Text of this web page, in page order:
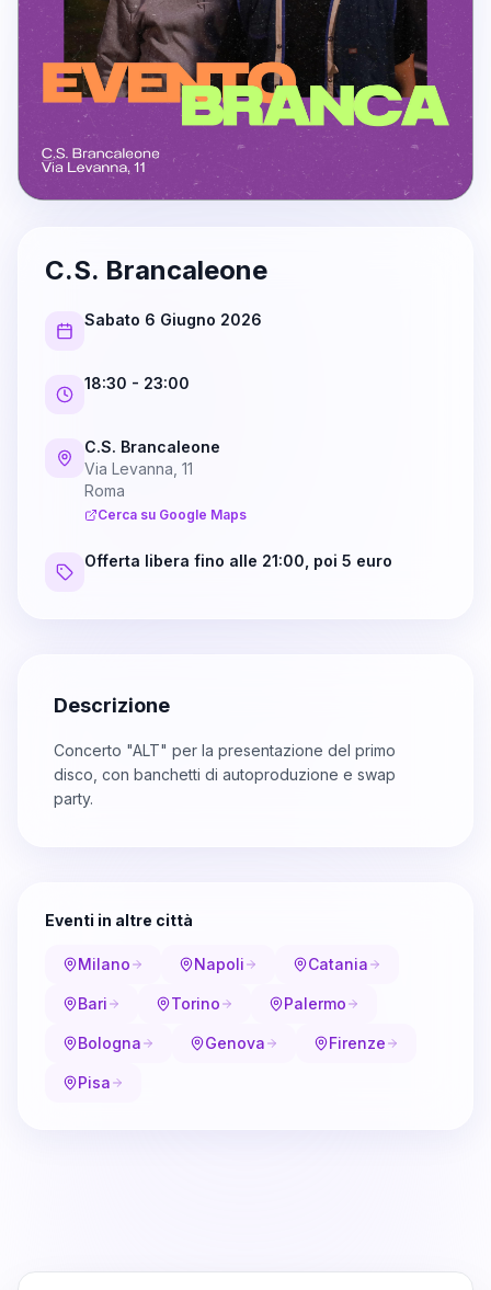
C.S. Brancaleone
Sabato 6 Giugno 2026
18:30 - 23:00
C.S. Brancaleone
Via Levanna, 11
Roma
Cerca su Google Maps
Offerta libera fino alle 21:00, poi 5 euro
Descrizione
Concerto "ALT" per la presentazione del primo
disco, con banchetti di autoproduzione e swap
party.
Eventi in altre città
Milano Napoli Catania
Bari Torino Palermo
Bologna Genova Firenze
Pisa